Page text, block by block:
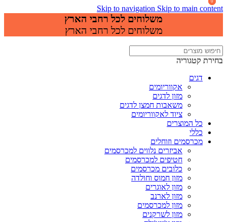
Skip to navigation Skip to main content
משלוחים לכל רחבי הארץ
משלוחים לכל רחבי הארץ
בחירת קטגוריה
דגים
אקווריומים
מזון לדגים
משאבות חמצן לדגים
ציוד לאקווריומים
כל המוצרים
כללי
מכרסמים וזוחלים
אביזרים נלווים למכרסמים
חטיפים למכרסמים
כלובים מכרסמים
מזון חמוס וחולדה
מזון לאוגרים
מזון לארנב
מזון למכרסמים
מזון לשרקנים
0
0